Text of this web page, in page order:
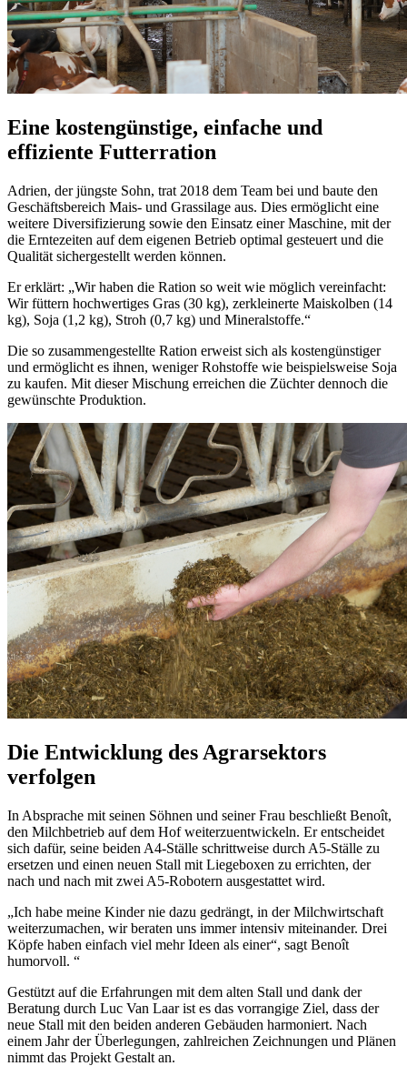
Eine kostengünstige, einfache und
effiziente Futterration
Adrien, der jüngste Sohn, trat 2018 dem Team bei und baute den
Geschäftsbereich Mais- und Grassilage aus. Dies ermöglicht eine
weitere Diversifizierung sowie den Einsatz einer Maschine, mit der
die Erntezeiten auf dem eigenen Betrieb optimal gesteuert und die
Qualität sichergestellt werden können.
Er erklärt: „Wir haben die Ration so weit wie möglich vereinfacht:
Wir füttern hochwertiges Gras (30 kg), zerkleinerte Maiskolben (14
kg), Soja (1,2 kg), Stroh (0,7 kg) und Mineralstoffe.“
Die so zusammengestellte Ration erweist sich als kostengünstiger
und ermöglicht es ihnen, weniger Rohstoffe wie beispielsweise Soja
zu kaufen. Mit dieser Mischung erreichen die Züchter dennoch die
gewünschte Produktion.
Die Entwicklung des Agrarsektors
verfolgen
In Absprache mit seinen Söhnen und seiner Frau beschließt Benoît,
den Milchbetrieb auf dem Hof weiterzuentwickeln. Er entscheidet
sich dafür, seine beiden A4-Ställe schrittweise durch A5-Ställe zu
ersetzen und einen neuen Stall mit Liegeboxen zu errichten, der
nach und nach mit zwei A5-Robotern ausgestattet wird.
„Ich habe meine Kinder nie dazu gedrängt, in der Milchwirtschaft
weiterzumachen, wir beraten uns immer intensiv miteinander. Drei
Köpfe haben einfach viel mehr Ideen als einer“, sagt Benoît
humorvoll. “
Gestützt auf die Erfahrungen mit dem alten Stall und dank der
Beratung durch Luc Van Laar ist es das vorrangige Ziel, dass der
neue Stall mit den beiden anderen Gebäuden harmoniert. Nach
einem Jahr der Überlegungen, zahlreichen Zeichnungen und Plänen
nimmt das Projekt Gestalt an.